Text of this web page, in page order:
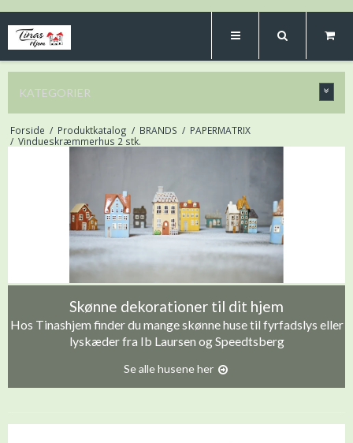
KATEGORIER
Forside / Produktkatalog / BRANDS / PAPERMATRIX
/ Vindueskræmmerhus 2 stk.
Skønne dekorationer til dit hjem
Hos Tinashjem finder du mange skønne huse til fyrfadslys eller
lyskæder fra Ib Laursen og Speedtsberg
Se alle husene her